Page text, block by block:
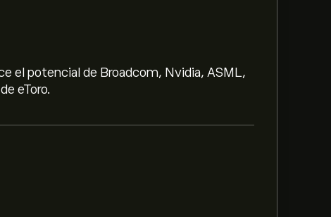
el potencial de Broadcom, Nvidia, ASML,
eToro.
353.47‎$‎.